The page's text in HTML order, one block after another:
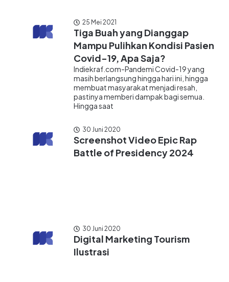
25 Mei 2021
Tiga Buah yang Dianggap
Mampu Pulihkan Kondisi Pasien
Covid-19, Apa Saja?
Indiekraf.com-Pandemi Covid-19 yang
masih berlangsung hingga hari ini, hingga
membuat masyarakat menjadi resah,
pastinya memberi dampak bagi semua.
Hingga saat
30 Juni 2020
Screenshot Video Epic Rap
Battle of Presidency 2024
30 Juni 2020
Digital Marketing Tourism
Ilustrasi